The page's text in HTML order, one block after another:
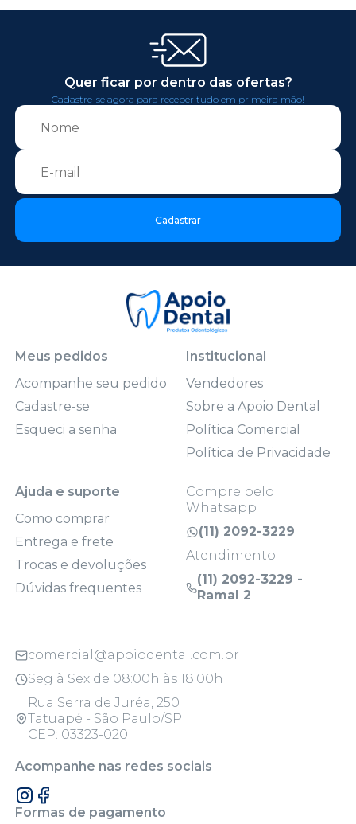
Quer ficar por dentro das ofertas?
Cadastre-se agora para receber tudo em primeira mão!
Cadastrar
Meus pedidos
Acompanhe seu pedido
Cadastre-se
Esqueci a senha
Institucional
Vendedores
Sobre a Apoio Dental
Política Comercial
Política de Privacidade
Ajuda e suporte
Como comprar
Entrega e frete
Trocas e devoluções
Dúvidas frequentes
Compre pelo
Whatsapp
(11) 2092-3229
Atendimento
(11) 2092-3229 -
Ramal 2
comercial@apoiodental.com.br
Seg à Sex de 08:00h às 18:00h
Rua Serra de Juréa, 250
Tatuapé - São Paulo/SP
CEP: 03323-020
Acompanhe nas redes sociais
Formas de pagamento